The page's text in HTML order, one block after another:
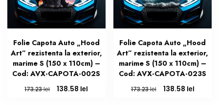
Folie Capota Auto „Hood
Art” rezistenta la exterior,
marime S (150 x 110cm) –
Cod: AVX-CAPOTA-002S
173.23lei
Prețul
138.58 lei
Folie Capota Auto „Hood
Art” rezistenta la exterior,
marime S (150 x 110cm) –
Cod: AVX-CAPOTA-023S
173.23lei
Prețul
138.58 leiPrețul